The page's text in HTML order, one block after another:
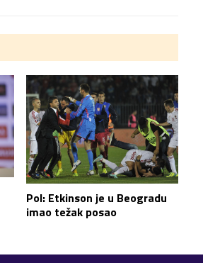
Pol: Etkinson je u Beogradu
imao težak posao